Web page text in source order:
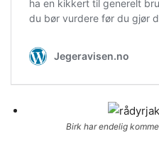
Birk har endelig